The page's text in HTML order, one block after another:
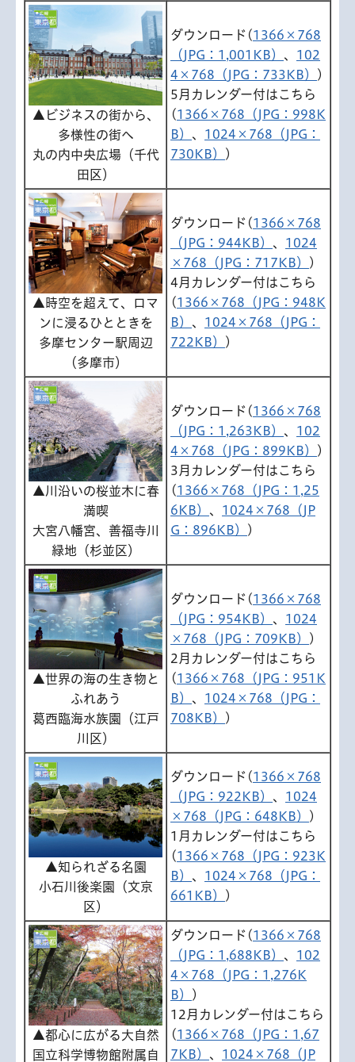
▲ビジネスの街から、
多様性の街へ
丸の内中央広場（千代
田区）
ダウンロード(1366×768
（JPG：1,001KB） 、 102
4×768（JPG：733KB）
)
5月カレンダー付はこちら
(1366×768（JPG：998K
B） 、 1024×768（JPG：
730KB）
)
▲時空を超えて、ロマ
ンに浸るひとときを
多摩センター駅周辺
（多摩市）
ダウンロード(1366×768
（JPG：944KB） 、 1024
×768（JPG：717KB）
)
4月カレンダー付はこちら
(1366×768（JPG：948K
B） 、 1024×768（JPG：
722KB）
)
▲川沿いの桜並木に春
満喫
大宮八幡宮、善福寺川
緑地（杉並区）
ダウンロード(1366×768
（JPG：1,263KB） 、 102
4×768（JPG：899KB）
)
3月カレンダー付はこちら
(1366×768（JPG：1,25
6KB） 、 1024×768（JP
G：896KB）
)
▲世界の海の生き物と
ふれあう
葛西臨海水族園（江戸
川区）
ダウンロード(1366×768
（JPG：954KB） 、 1024
×768（JPG：709KB）
)
2月カレンダー付はこちら
(1366×768（JPG：951K
B） 、 1024×768（JPG：
708KB）
)
▲知られざる名園
小石川後楽園（文京
区）
ダウンロード(1366×768
（JPG：922KB） 、 1024
×768（JPG：648KB）
)
1月カレンダー付はこちら
(1366×768（JPG：923K
B） 、 1024×768（JPG：
661KB）
)
▲都心に広がる大自然
国立科学博物館附属自
ダウンロード(1366×768
（JPG：1,688KB） 、 102
4×768（JPG：1,276K
B）
)
12月カレンダー付はこちら
(1366×768（JPG：1,67
7KB） 、 1024×768（JP